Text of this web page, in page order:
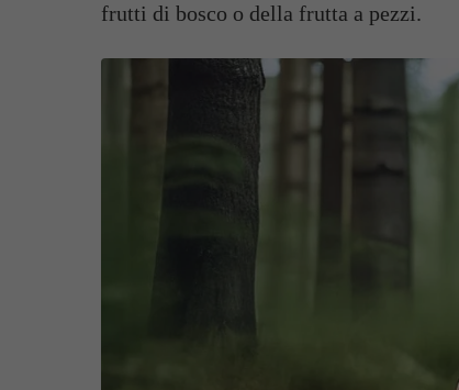
frutti di bosco o della frutta a pezzi.